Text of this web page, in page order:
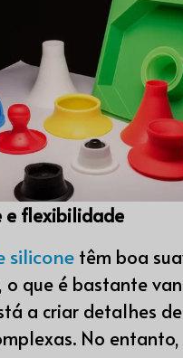
e flexibilidade
silicone têm boa
que é bastante
a criar detalhes
No